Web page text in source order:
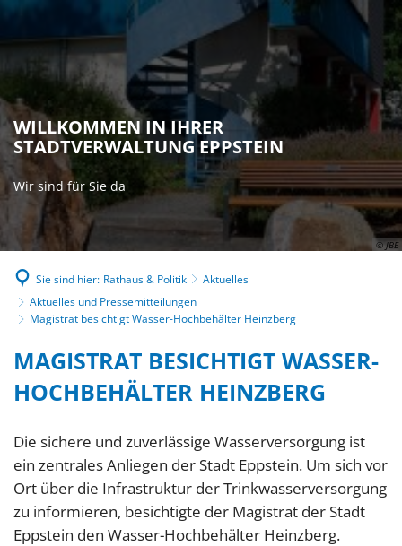
© JBE
WILLKOMMEN IN IHRER
STADTVERWALTUNG EPPSTEIN
Wir sind für Sie da
Sie sind hier: Rathaus & Politik
Aktuelles
Aktuelles und Pressemitteilungen
Magistrat besichtigt Wasser-Hochbehälter Heinzberg
MAGISTRAT BESICHTIGT WASSER-
HOCHBEHÄLTER HEINZBERG
Die sichere und zuverlässige Wasserversorgung ist
ein zentrales Anliegen der Stadt Eppstein. Um sich vor
Ort über die Infrastruktur der Trinkwasserversorgung
zu informieren, besichtigte der Magistrat der Stadt
Eppstein den Wasser-Hochbehälter Heinzberg.